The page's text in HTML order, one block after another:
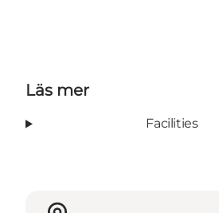
Läs mer
Facilities